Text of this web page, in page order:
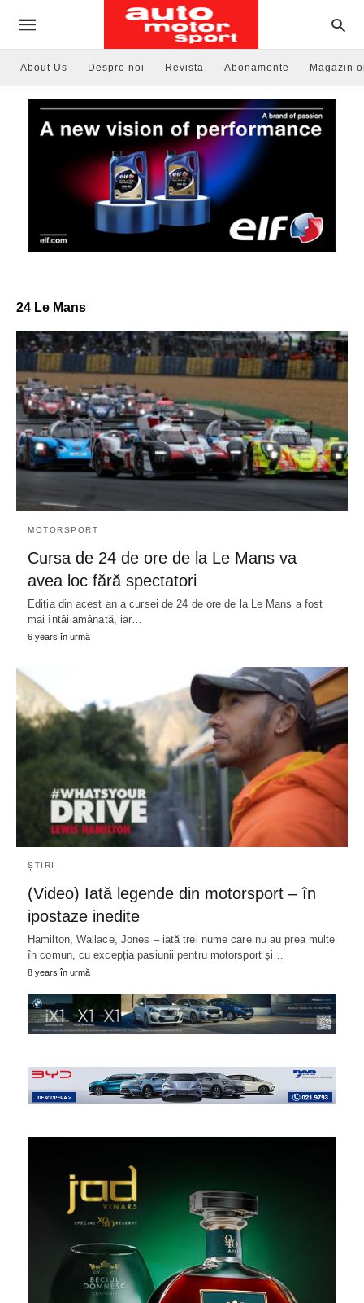
About Us Despre noi Revista Abonamente Magazin
24 Le Mans
MOTORSPORT
Cursa de 24 de ore de la Le Mans va
avea loc fără spectatori
Ediția din acest an a cursei de 24 de ore de la Le Mans a fost
mai întâi amânată, iar…
6 years în urmă
ȘTIRI
(Video) Iată legende din motorsport – în
ipostaze inedite
Hamilton, Wallace, Jones – iată trei nume care nu au prea multe
în comun, cu excepția pasiunii pentru motorsport și…
8 years în urmă